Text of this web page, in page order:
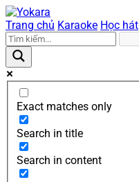
Trang chủ Karaoke Học hát
Exact matches only
Search in title
Search in content